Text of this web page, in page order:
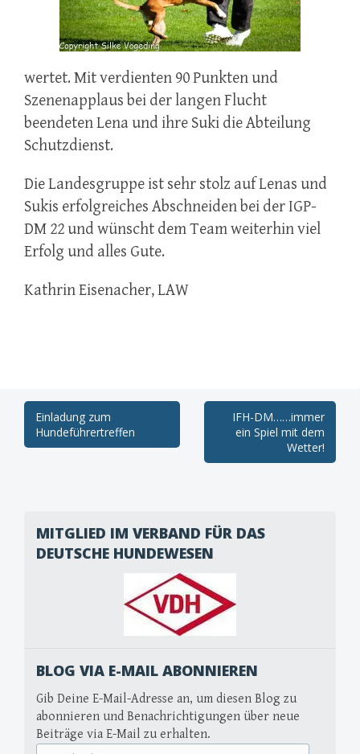
wertet. Mit verdienten 90 Punkten und
Szenenapplaus bei der langen Flucht
beendeten Lena und ihre Suki die Abteilung
Schutzdienst.
Die Landesgruppe ist sehr stolz auf Lenas und
Sukis erfolgreiches Abschneiden bei der IGP-
DM 22 und wünscht dem Team weiterhin viel
Erfolg und alles Gute.
Kathrin Eisenacher, LAW
Post
navigation
Einladung zum
Hundeführertreffen
IFH-DM……immer
ein Spiel mit dem
Wetter!
MITGLIED IM VERBAND FÜR DAS
DEUTSCHE HUNDEWESEN
BLOG VIA E-MAIL ABONNIEREN
Gib Deine E-Mail-Adresse an, um diesen Blog zu
abonnieren und Benachrichtigungen über neue
Beiträge via E-Mail zu erhalten.